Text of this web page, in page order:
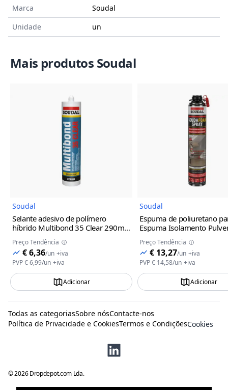
Marca
Soudal
Unidade
un
Mais produtos Soudal
Imagem do Produto
Soudal
Selante adesivo de polímero
híbrido Multibond 35 Clear 290ml
Preço Tendência
€ 6,36/un +iva
PVP€ 6,99/un +iva
Adicionar
Soudal
Espuma de poliuretano
Espuma Isolamento
Preço Tendência
€ 13,27/un +iva
PVP€ 14,58/un +iva
Adicionar
©2026 Dropdepot.com Lda.
Todas as categoriasSobre nósContacte-nos
Política de Privacidade e CookiesTermos e CondiçõesCookies